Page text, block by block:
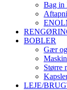
Bag in
BOBLER
Gær
Større
LEJE/